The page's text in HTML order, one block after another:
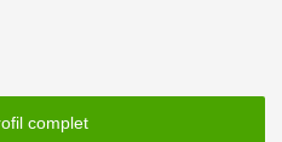
complet